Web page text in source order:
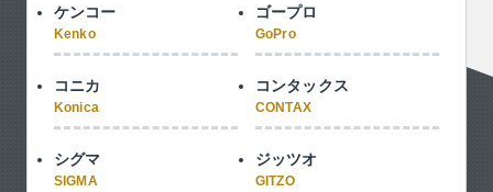
ケンコー
Kenko
ゴープロ
GoPro
コニカ
Konica
コンタックス
CONTAX
シグマ
SIGMA
ジッツオ
GITZO